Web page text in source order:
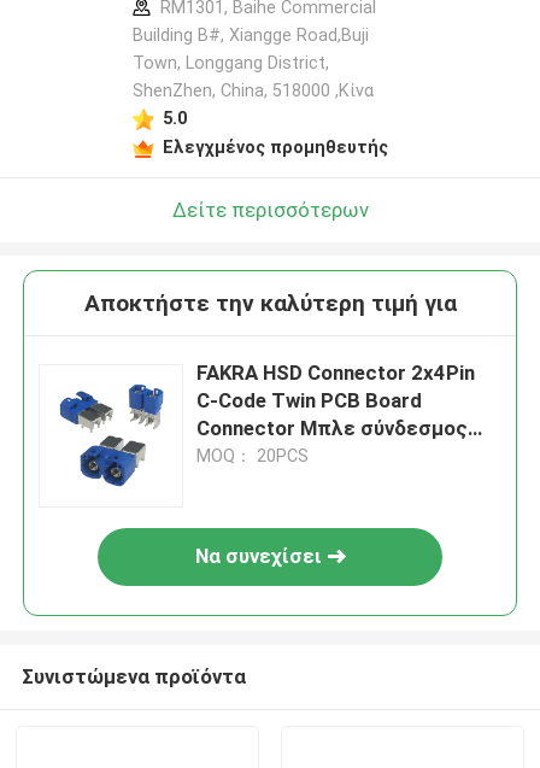
κατασκευαστή
RM1301, Baihe Commercial
Building B#, Xiangge Road,Buji
Town, Longgang District,
ShenZhen, China, 518000 ,Κίνα
5.0
Ελεγχμένος προμηθευτής
Δείτε περισσότερων
Αποκτήστε την καλύτερη τιμή για
FAKRA HSD Connector 2x4Pin
C-Code Twin PCB Board
Connector Μπλε σύνδεσμος
αυτοκινήτου
MOQ： 20PCS
Να συνεχίσει
Συνιστώμενα προϊόντα